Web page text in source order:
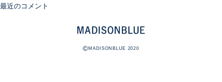
最近のコメント
©MADISONBLUE 2020